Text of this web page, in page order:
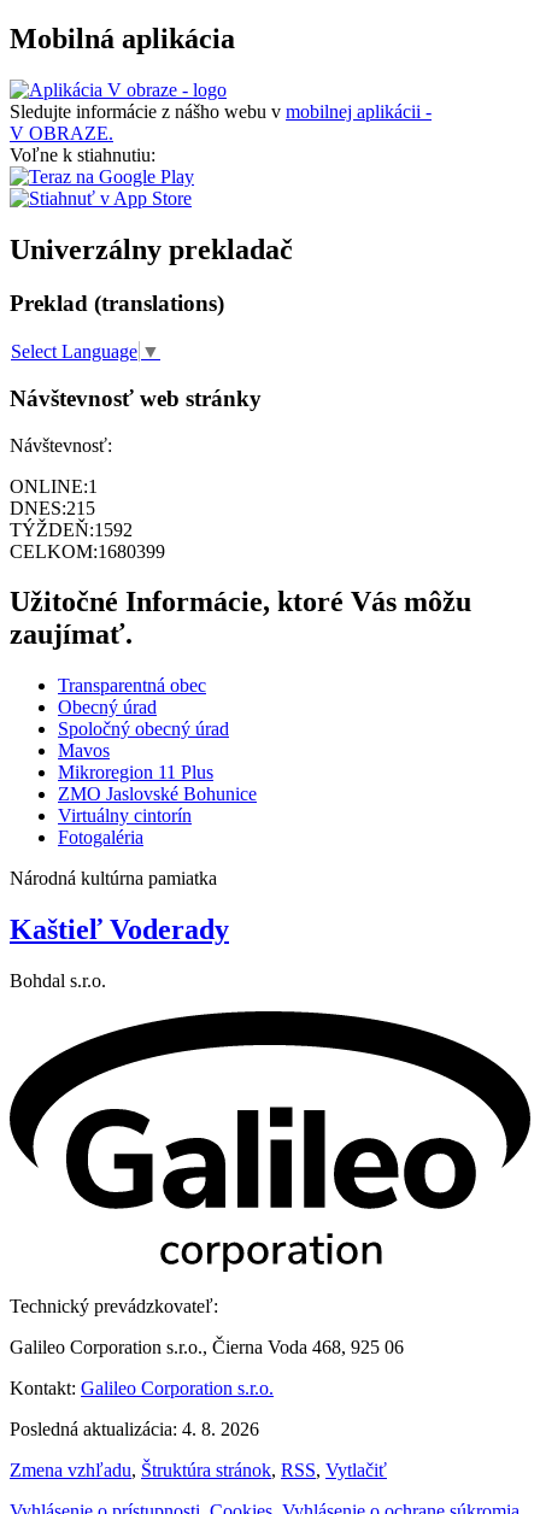
Mobilná aplikácia
Sledujte informácie z nášho webu v mobilnej aplikácii -
V OBRAZE.
Voľne k stiahnutiu:
Univerzálny prekladač
Preklad (translations)
Select Language ▼
Návštevnosť web stránky
Návštevnosť:
ONLINE:1
DNES:215
TÝŽDEŇ:1592
CELKOM:1680399
Užitočné Informácie, ktoré Vás môžu
zaujímať.
Transparentná obec
Obecný úrad
Spoločný obecný úrad
Mavos
Mikroregion 11 Plus
ZMO Jaslovské Bohunice
Virtuálny cintorín
Fotogaléria
Národná kultúrna pamiatka
Kaštieľ Voderady
Bohdal s.r.o.
Technický prevádzkovateľ:
Galileo Corporation s.r.o., Čierna Voda 468, 925 06
Kontakt: Galileo Corporation s.r.o.
Posledná aktualizácia: 4. 8. 2026
Zmena vzhľadu, Štruktúra stránok, RSS, Vytlačiť